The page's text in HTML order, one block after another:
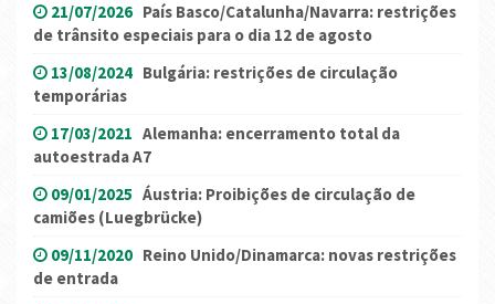
21/07/2026 País Basco/Catalunha/Navarra: restrições
de trânsito especiais para o dia 12 de agosto
13/08/2024 Bulgária: restrições de circulação
temporárias
17/03/2021 Alemanha: encerramento total da
autoestrada A7
09/01/2025 Áustria: Proibições de circulação de
camiões (Luegbrücke)
09/11/2020 Reino Unido/Dinamarca: novas restrições
de entrada